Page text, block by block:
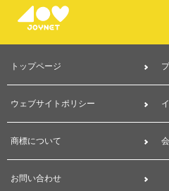
トップページ
ウェブサイトポリシー
商標について
お問い合わせ